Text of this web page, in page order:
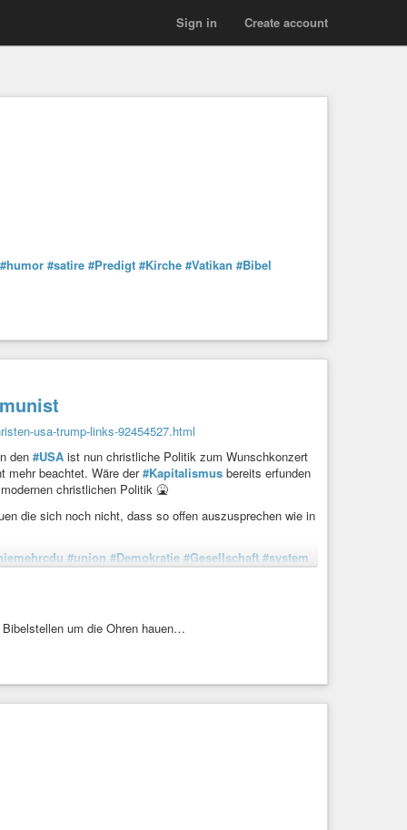
Create account
Sign in
#humor #satire #Predigt #Kirche #Vatikan #Bibel
usa-trump-links-92454527.html
den #USA ist nun christliche Politik zum Wunschkonzert
mehr beachtet. Wäre der#Kapitalismus bereits erfunden
christlichen Politik 🤮
die sich noch nicht, dass so offen auszusprechen wie in
#union #Demokratie #Gesellschaft #system
#amerika #trump #Verachtung #Sünde
linksâ istum die Ohren hauen…